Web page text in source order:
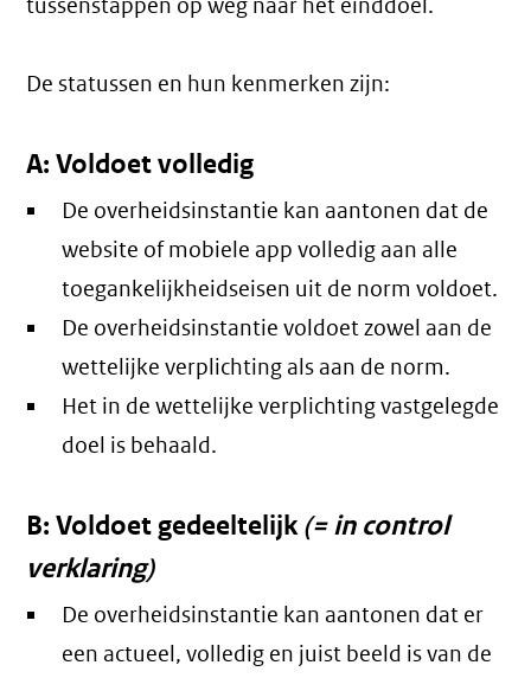
tussenstappen op weg naar het einddoel.
De statussen en hun kenmerken zijn:
A: Voldoet volledig
De overheidsinstantie kan aantonen dat de
website of mobiele app volledig aan alle
toegankelijkheidseisen uit de norm voldoet.
De overheidsinstantie voldoet zowel aan de
wettelijke verplichting als aan de norm.
Het in de wettelijke verplichting vastgelegde
doel is behaald.
B: Voldoet gedeeltelijk(= in control
verklaring)
De overheidsinstantie kan aantonen dat er
een actueel, volledig en juist beeld is van de